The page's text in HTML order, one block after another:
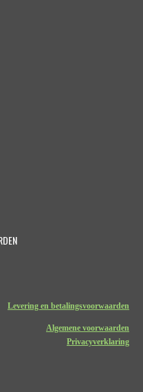
Levering en betalingsvoorwaarden
Algemene voorwaarden
Privacyverklaring